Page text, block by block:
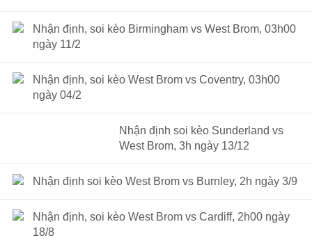
Nhận định, soi kèo Birmingham vs West Brom, 03h00
ngày 11/2
Nhận định, soi kèo West Brom vs Coventry, 03h00
ngày 04/2
Nhận định soi kèo Sunderland vs
West Brom, 3h ngày 13/12
Nhận định soi kèo West Brom vs Burnley, 2h ngày 3/9
Nhận định, soi kèo West Brom vs Cardiff, 2h00 ngày
18/8